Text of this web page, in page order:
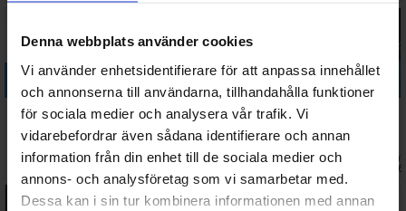
Denna webbplats använder cookies
Vi använder enhetsidentifierare för att anpassa innehållet
och annonserna till användarna, tillhandahålla funktioner
för sociala medier och analysera vår trafik. Vi
vidarebefordrar även sådana identifierare och annan
information från din enhet till de sociala medier och
annons- och analysföretag som vi samarbetar med.
Dessa kan i sin tur kombinera informationen med annan
Köp
Clash of
Cultures
Monum. Ed
1 598 SEKVäntas in:
Köp
Unfathomable
Brädspel
878 SEK
Köp
Dungeon
Legends
Brädspel
548 SEK
Köp
Brädspel
1 494 SEK